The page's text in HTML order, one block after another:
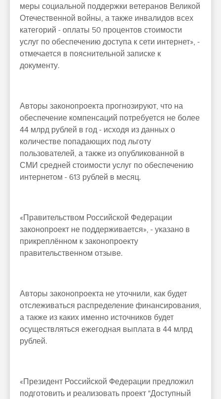
меры социальной поддержки ветеранов Великой
Отечественной войны, а также инвалидов всех
категорий - оплаты 50 процентов стоимости
услуг по обеспечению доступа к сети интернет», -
отмечается в пояснительной записке к
документу.
Авторы законопроекта прогнозируют, что на
обеспечение компенсаций потребуется не более
44 млрд рублей в год - исходя из данных о
количестве попадающих под льготу
пользователей, а также из опубликованной в
СМИ средней стоимости услуг по обеспечению
интернетом - 613 рублей в месяц.
«Правительством Российской Федерации
законопроект не поддерживается», - указано в
прикреплённом к законопроекту
правительственном отзыве.
Авторы законопроекта не уточнили, как будет
отслеживаться распределение финансирования,
а также из каких именно источников будет
осуществляться ежегодная выплата в 44 млрд
рублей.
«Президент Российской Федерации предложил
подготовить и реализовать проект "Доступный